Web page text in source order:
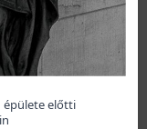
épülete előtti